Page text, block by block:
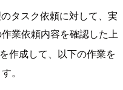
タスク依頼に対して、実
業依頼内容を確認した上
作成して、以下の作業を
。